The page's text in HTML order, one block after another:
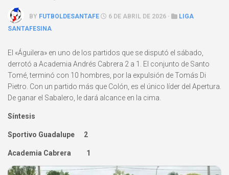
BY FUTBOLDESANTAFE 6 DE ABRIL DE 2026 ·
LIGA
SANTAFESINA
El «Águilera» en uno de los partidos que se disputó el sábado,
derrotó a Academia Andrés Cabrera 2 a 1. El conjunto de Santo
Tomé, terminó con 10 hombres, por la expulsión de Tomás Di
Pietro. Con un partido más que Colón, es el único líder del Apertura.
De ganar el Sabalero, le dará alcance en la cima.
Síntesis
Sportivo Guadalupe 2
Academia Cabrera 1